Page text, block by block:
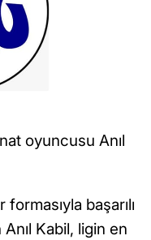
oyuncusu Anıl
başarılı
Kabil, ligin en